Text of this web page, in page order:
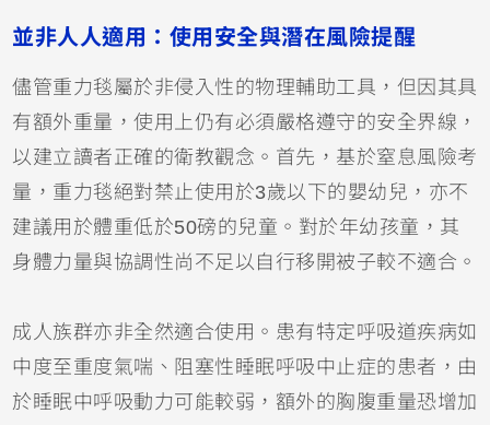
並非人人適用：使用安全與潛在風險提醒
儘管重力毯屬於非侵入性的物理輔助工具，但因其具
有額外重量，使用上仍有必須嚴格遵守的安全界線，
以建立讀者正確的衛教觀念。首先，基於窒息風險考
量，重力毯絕對禁止使用於3歲以下的嬰幼兒，亦不
建議用於體重低於50磅的兒童。對於年幼孩童，其
身體力量與協調性尚不足以自行移開被子較不適合。
成人族群亦非全然適合使用。患有特定呼吸道疾病如
中度至重度氣喘、阻塞性睡眠呼吸中止症的患者，由
於睡眠中呼吸動力可能較弱，額外的胸腹重量恐增加